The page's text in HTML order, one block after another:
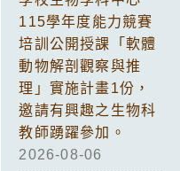
115學年度能力競賽
培訓公開授課「軟體
動物解剖觀察與推
理」實施計畫1份，
邀請有興趣之生物科
教師踴躍參加。
2026-08-06